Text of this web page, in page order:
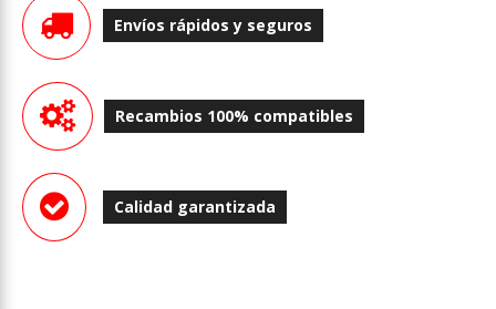
Envíos rápidos y seguros
Recambios 100% compatibles
Calidad garantizada